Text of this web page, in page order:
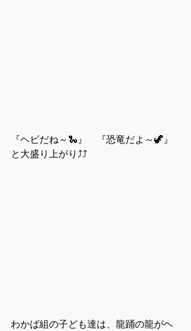
『ヘビだね～🐍』　『恐竜だよ～🦖』
と大盛り上がり⤴⤴
わかば組の子ども達は、龍踊の龍がヘ